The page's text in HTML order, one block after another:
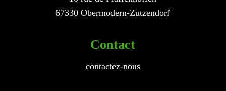
67330 Obermodern-Zutzendorf
Contact
contactez-nous